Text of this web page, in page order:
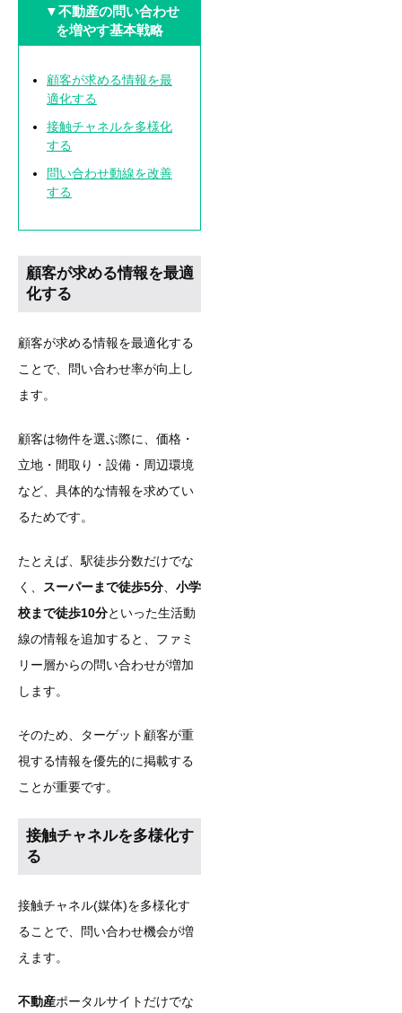
▼不動産の問い合わせ
を増やす基本戦略
顧客が求める情報を最
適化する
接触チャネルを多様化
する
問い合わせ動線を改善
する
顧客が求める情報を最適
化する
顧客が求める情報を最適化する
ことで、問い合わせ率が向上し
ます。
顧客は物件を選ぶ際に、価格・
立地・間取り・設備・周辺環境
など、具体的な情報を求めてい
るためです。
たとえば、駅徒歩分数だけでな
く、
スーパーまで徒歩5分
小学
校まで徒歩10分といった生活動
線の情報を追加すると、ファミ
リー層からの問い合わせが増加
します。
そのため、ターゲット顧客が重
視する情報を優先的に掲載する
ことが重要です。
接触チャネルを多様化す
る
接触チャネル(媒体)を多様化す
ることで、問い合わせ機会が増
えます。
不動産ポータルサイトだけでな